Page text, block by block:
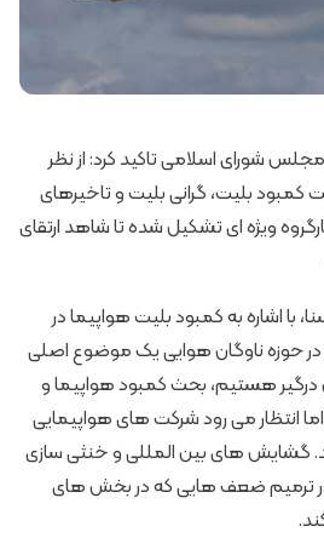
شورای اسلامی تاکید کرد: از نظر
کمبود بلیت، گرانی بلیت و تاخیرهای
ویژه ای تشکیل شده تا شاهد ارتقای
با اشاره به کمبود بلیت هواپیما در
در حوزه ناوگان هوایی یک موضوع اصلی
درگیر هستیم، بحث کمبود هواپیما و
انتظار می رود شرکت های هواپیمایی
گشایش های بین المللی و خنثی سازی
ترمیم ضعف هایی که در بخش های